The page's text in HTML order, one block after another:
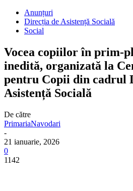
Anunțuri
Direcția de Asistență Socială
Social
Vocea copiilor în prim-
inedită, organizată la
pentru Copii din cadrul
Asistență Socială
De către
PrimariaNavodari
-
21 ianuarie, 2026
0
1142